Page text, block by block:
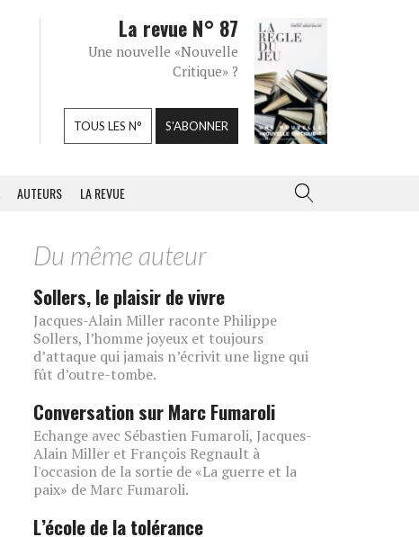
La revue N° 87
Une nouvelle «Nouvelle
Critique» ?
TOUS LES N° S'ABONNER
AUTEURS LA REVUE
Du même auteur
Sollers, le plaisir de vivre
Jacques-Alain Miller raconte Philippe
Sollers, l’homme joyeux et toujours
d’attaque qui jamais n’écrivit une ligne qui
fût d’outre-tombe.
Conversation sur Marc Fumaroli
Echange avec Sébastien Fumaroli, Jacques-
Alain Miller et François Regnault à
l'occasion de la sortie de «La guerre et la
paix» de Marc Fumaroli.
L’école de la tolérance